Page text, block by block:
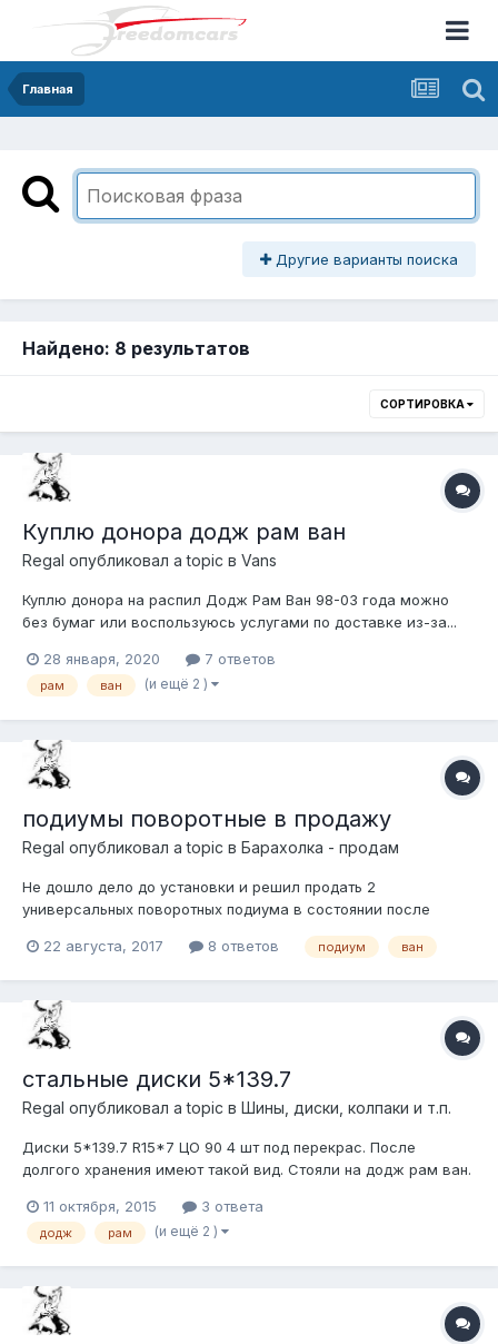
Главная
Другие варианты поиска
Найдено: 8 результатов
СОРТИРОВКА
Куплю донора додж рам ван
Regal опубликовал a topic в Vans
Куплю донора на распил Додж Рам Ван 98-03 года можно
без бумаг или воспользуюсь услугами по доставке из-за...
дельному совету. Войду в долю. Салон, кузов и бумаги в
дело не пойдут, надо всё остальное в комплекте, технически
28 января, 2020 7 ответов
рам ван (и ещё 2 )
подиумы поворотные в продажу
Regal опубликовал a topic в Барахолка - продам
Не дошло дело до установки и решил продать 2
универсальных поворотных подиума в состоянии после
тектилом, не устанавливались, от длительного хранения
шт. http://s019.radikal.ru/i618/1708/7b...
22 августа, 2017 8 ответов подиум ван
стальные диски 5*139.7
Regal опубликовал a topic в Шины, диски, колпаки и т.п.
Диски 5*139.7 R15*7 ЦО 90 4 шт под перекрас. После
долгого хранения имеют такой вид. Стояли на додж рам ван.
11 октября, 2015
3 ответа
додж рам (и ещё 2 )